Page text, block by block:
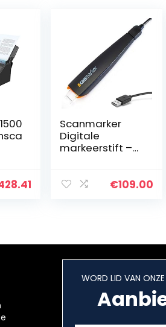
Scanmarker
Digitale
markeerstift –
lezer – USB-
€109.00
WORD LID VAN